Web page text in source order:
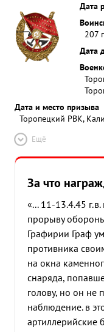
Дата
207
Дата
Дата и место призыва
Торопецкий РВК,
Ещё
За что
«... 11-13.4.45
прорыву
Графирии Граф
противника
на окна
снаряда,
голову, но он не
наблюдение. в
артиллерийские